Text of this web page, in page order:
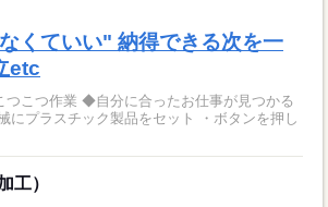
くていい" 納得できる次を一
etc
こつ作業 ◆自分に合ったお仕事が見つかる
プラスチック製品をセット ・ボタンを押し
工）